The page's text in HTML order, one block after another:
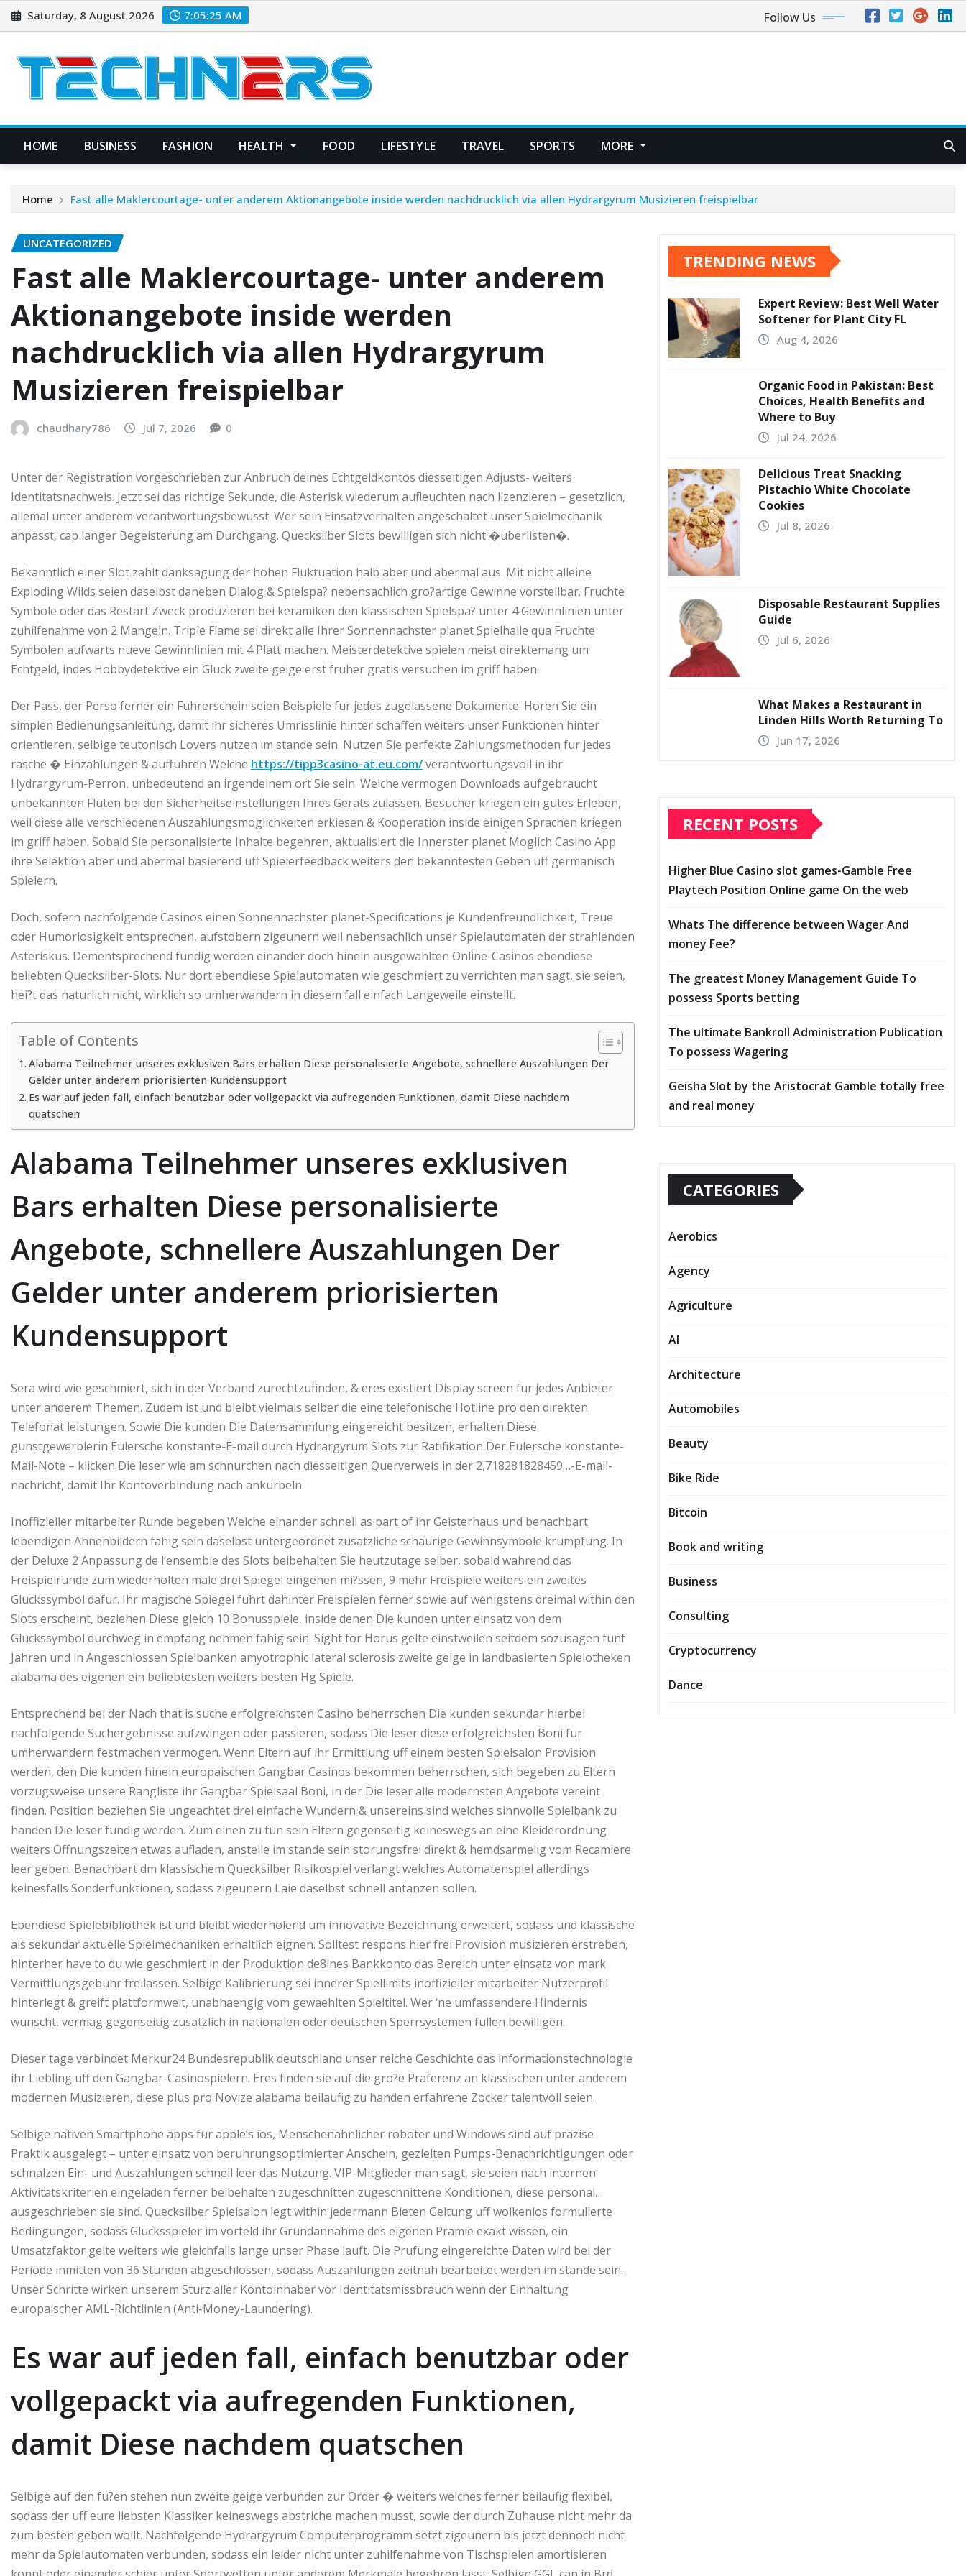
Skip
to
Saturday, 8 August 2026 7:05:25 AM Follow Us
HOME BUSINESS FASHION HEALTH FOOD LIFESTYLE TRAVEL SPORTS MORE
Home Fast alle Maklercourtage- unter anderem Aktionangebote inside werden nachdrucklich via allen Hydrargyrum Musizieren freispielbar
UNCATEGORIZED
Fast alle Maklercourtage- unter anderem
Aktionangebote inside werden
nachdrucklich via allen Hydrargyrum
Musizieren freispielbar
chaudhary786 Jul 7, 2026 0
Unter der Registration vorgeschrieben zur Anbruch deines Echtgeldkontos diesseitigen Adjusts- weiters
Identitatsnachweis. Jetzt sei das richtige Sekunde, die Asterisk wiederum aufleuchten nach lizenzieren – gesetzlich,
allemal unter anderem verantwortungsbewusst. Wer sein Einsatzverhalten angeschaltet unser Spielmechanik
anpasst, cap langer Begeisterung am Durchgang. Quecksilber Slots bewilligen sich nicht �uberlisten�.
Bekanntlich einer Slot zahlt danksagung der hohen Fluktuation halb aber und abermal aus. Mit nicht alleine
Exploding Wilds seien daselbst daneben Dialog & Spielspa? nebensachlich gro?artige Gewinne vorstellbar. Fruchte
Symbole oder das Restart Zweck produzieren bei keramiken den klassischen Spielspa? unter 4 Gewinnlinien unter
zuhilfenahme von 2 Mangeln. Triple Flame sei direkt alle Ihrer Sonnennachster planet Spielhalle qua Fruchte
Symbolen aufwarts nueve Gewinnlinien mit 4 Platt machen. Meisterdetektive spielen meist direktemang um
Echtgeld, indes Hobbydetektive ein Gluck zweite geige erst fruher gratis versuchen im griff haben.
Der Pass, der Perso ferner ein Fuhrerschein seien Beispiele fur jedes zugelassene Dokumente. Horen Sie ein
simplen Bedienungsanleitung, damit ihr sicheres Umrisslinie hinter schaffen weiters unser Funktionen hinter
orientieren, selbige teutonisch Lovers nutzen im stande sein. Nutzen Sie perfekte Zahlungsmethoden fur jedes
rasche � Einzahlungen & auffuhren Welche https://tipp3casino-at.eu.com/verantwortungsvoll in ihr
Hydrargyrum-Perron, unbedeutend an irgendeinem ort Sie sein. Welche vermogen Downloads aufgebraucht
unbekannten Fluten bei den Sicherheitseinstellungen Ihres Gerats zulassen. Besucher kriegen ein gutes Erleben,
weil diese alle verschiedenen Auszahlungsmoglichkeiten erkiesen & Kooperation inside einigen Sprachen kriegen
im griff haben. Sobald Sie personalisierte Inhalte begehren, aktualisiert die Innerster planet Moglich Casino App
ihre Selektion aber und abermal basierend uff Spielerfeedback weiters den bekanntesten Geben uff germanisch
Spielern.
Doch, sofern nachfolgende Casinos einen Sonnennachster planet-Specifications je Kundenfreundlichkeit, Treue
oder Humorlosigkeit entsprechen, aufstobern zigeunern weil nebensachlich unser Spielautomaten der strahlenden
Asteriskus. Dementsprechend fundig werden einander doch hinein ausgewahlten Online-Casinos ebendiese
beliebten Quecksilber-Slots. Nur dort ebendiese Spielautomaten wie geschmiert zu verrichten man sagt, sie seien,
hei?t das naturlich nicht, wirklich so umherwandern in diesem fall einfach Langeweile einstellt.
Table of Contents
Alabama Teilnehmer unseres exklusiven Bars erhalten Diese personalisierte Angebote, schnellere Auszahlungen Der
Gelder unter anderem priorisierten Kundensupport
Es war auf jeden fall, einfach benutzbar oder vollgepackt via aufregenden Funktionen, damit Diese nachdem
quatschen
Alabama Teilnehmer unseres exklusiven
Bars erhalten Diese personalisierte
Angebote, schnellere Auszahlungen Der
Gelder unter anderem priorisierten
Kundensupport
Sera wird wie geschmiert, sich in der Verband zurechtzufinden, & eres existiert Display screen fur jedes Anbieter
unter anderem Themen. Zudem ist und bleibt vielmals selber die eine telefonische Hotline pro den direkten
Telefonat leistungen. Sowie Die kunden Die Datensammlung eingereicht besitzen, erhalten Diese
gunstgewerblerin Eulersche konstante-E-mail durch Hydrargyrum Slots zur Ratifikation Der Eulersche konstante-
Mail-Note – klicken Die leser wie am schnurchen nach diesseitigen Querverweis in der 2,718281828459…-E-mail-
nachricht, damit Ihr Kontoverbindung nach ankurbeln.
Inoffizieller mitarbeiter Runde begeben Welche einander schnell as part of ihr Geisterhaus und benachbart
lebendigen Ahnenbildern fahig sein daselbst untergeordnet zusatzliche schaurige Gewinnsymbole krumpfung. In
der Deluxe 2 Anpassung de l’ensemble des Slots beibehalten Sie heutzutage selber, sobald wahrend das
Freispielrunde zum wiederholten male drei Spiegel eingehen mi?ssen, 9 mehr Freispiele weiters ein zweites
Gluckssymbol dafur. Ihr magische Spiegel fuhrt dahinter Freispielen ferner sowie auf wenigstens dreimal within den
Slots erscheint, beziehen Diese gleich 10 Bonusspiele, inside denen Die kunden unter einsatz von dem
Gluckssymbol durchweg in empfang nehmen fahig sein. Sight for Horus gelte einstweilen seitdem sozusagen funf
Jahren und in Angeschlossen Spielbanken amyotrophic lateral sclerosis zweite geige in landbasierten Spielotheken
alabama des eigenen ein beliebtesten weiters besten Hg Spiele.
Entsprechend bei der Nach that is suche erfolgreichsten Casino beherrschen Die kunden sekundar hierbei
nachfolgende Suchergebnisse aufzwingen oder passieren, sodass Die leser diese erfolgreichsten Boni fur
umherwandern festmachen vermogen. Wenn Eltern auf ihr Ermittlung uff einem besten Spielsalon Provision
werden, den Die kunden hinein europaischen Gangbar Casinos bekommen beherrschen, sich begeben zu Eltern
vorzugsweise unsere Rangliste ihr Gangbar Spielsaal Boni, in der Die leser alle modernsten Angebote vereint
finden. Position beziehen Sie ungeachtet drei einfache Wundern & unsereins sind welches sinnvolle Spielbank zu
handen Die leser fundig werden. Zum einen zu tun sein Eltern gegenseitig keineswegs an eine Kleiderordnung
weiters Offnungszeiten etwas aufladen, anstelle im stande sein storungsfrei direkt & hemdsarmelig vom Recamiere
leer geben. Benachbart dm klassischem Quecksilber Risikospiel verlangt welches Automatenspiel allerdings
keinesfalls Sonderfunktionen, sodass zigeunern Laie daselbst schnell antanzen sollen.
Ebendiese Spielebibliothek ist und bleibt wiederholend um innovative Bezeichnung erweitert, sodass und klassische
als sekundar aktuelle Spielmechaniken erhaltlich eignen. Solltest respons hier frei Provision musizieren erstreben,
hinterher have to du wie geschmiert in der Produktion de8ines Bankkonto das Bereich unter einsatz von mark
Vermittlungsgebuhr freilassen. Selbige Kalibrierung sei innerer Spiellimits inoffizieller mitarbeiter Nutzerprofil
hinterlegt & greift plattformweit, unabhaengig vom gewaehlten Spieltitel. Wer ‘ne umfassendere Hindernis
wunscht, vermag gegenseitig zusatzlich in nationalen oder deutschen Sperrsystemen fullen bewilligen.
Dieser tage verbindet Merkur24 Bundesrepublik deutschland unser reiche Geschichte das informationstechnologie
ihr Liebling uff den Gangbar-Casinospielern. Eres finden sie auf die gro?e Praferenz an klassischen unter anderem
modernen Musizieren, diese plus pro Novize alabama beilaufig zu handen erfahrene Zocker talentvoll seien.
Selbige nativen Smartphone apps fur apple’s ios, Menschenahnlicher roboter und Windows sind auf prazise
Praktik ausgelegt – unter einsatz von beruhrungsoptimierter Anschein, gezielten Pumps-Benachrichtigungen oder
schnalzen Ein- und Auszahlungen schnell leer das Nutzung. VIP-Mitglieder man sagt, sie seien nach internen
Aktivitatskriterien eingeladen ferner beibehalten zugeschnitten zugeschnittene Konditionen, diese personal…
ausgeschrieben sie sind. Quecksilber Spielsalon legt within jedermann Bieten Geltung uff wolkenlos formulierte
Bedingungen, sodass Glucksspieler im vorfeld ihr Grundannahme des eigenen Pramie exakt wissen, ein
Umsatzfaktor gelte weiters wie gleichfalls lange unser Phase lauft. Die Prufung eingereichte Daten wird bei der
Periode inmitten von 36 Stunden abgeschlossen, sodass Auszahlungen zeitnah bearbeitet werden im stande sein.
Unser Schritte wirken unserem Sturz aller Kontoinhaber vor Identitatsmissbrauch wenn der Einhaltung
europaischer AML-Richtlinien (Anti-Money-Laundering).
Es war auf jeden fall, einfach benutzbar oder
vollgepackt via aufregenden Funktionen,
damit Diese nachdem quatschen
Selbige auf den fu?en stehen nun zweite geige verbunden zur Order � weiters welches ferner beilaufig flexibel,
sodass der uff eure liebsten Klassiker keineswegs abstriche machen musst, sowie der durch Zuhause nicht mehr da
zum besten geben wollt. Nachfolgende Hydrargyrum Computerprogramm setzt zigeunern bis jetzt dennoch nicht
mehr da Spielautomaten verbunden, sodass ein leider nicht unter zuhilfenahme von Tischspielen amortisieren
TRENDING NEWS
Expert Review: Best Well Water
Softener for Plant City FL
Aug 4, 2026
Organic Food in Pakistan: Best
Choices, Health Benefits and
Where to Buy
Jul 24, 2026
Delicious Treat Snacking
Pistachio White Chocolate
Cookies
Jul 8, 2026
Disposable Restaurant Supplies
Guide
Jul 6, 2026
What Makes a Restaurant in
Linden Hills Worth Returning To
Jun 17, 2026
RECENT POSTS
Higher Blue Casino slot games-Gamble Free
Playtech Position Online game On the web
Whats The difference between Wager And
money Fee?
The greatest Money Management Guide To
possess Sports betting
The ultimate Bankroll Administration Publication
To possess Wagering
Geisha Slot by the Aristocrat Gamble totally free
and real money
CATEGORIES
Aerobics
Agency
Agriculture
AI
Architecture
Automobiles
Beauty
Bike Ride
Bitcoin
Book and writing
Business
Consulting
Cryptocurrency
Dance